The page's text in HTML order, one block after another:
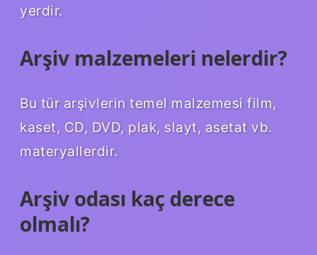
yerdir.
Arşiv malzemeleri nelerdir?
Bu tür arşivlerin temel malzemesi film,
kaset, CD, DVD, plak, slayt, asetat vb.
materyallerdir.
Arşiv odası kaç derece
olmalı?